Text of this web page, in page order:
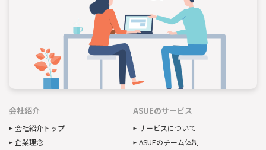
会社紹介
会社紹介トップ
企業理念
ASUEのサービス
サービスについて
ASUEのチーム体制